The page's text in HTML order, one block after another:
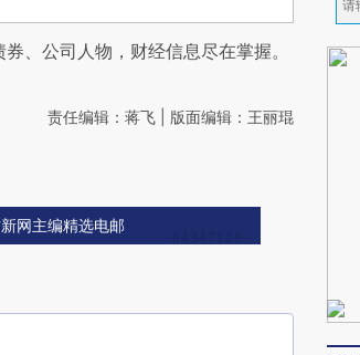
、公司人物，财经信息尽在掌握。
责任编辑：蒋飞 | 版面编辑：王丽琨
网主编精选电邮